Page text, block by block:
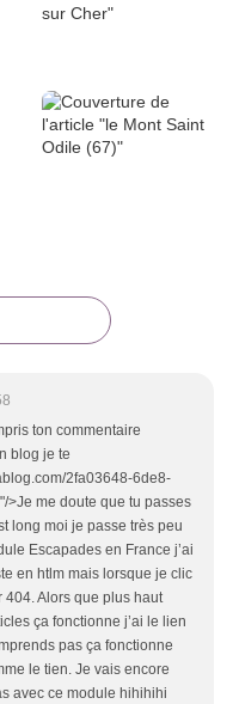
ton commentaire
blog je te
2fa03648-6de8-
>Je me doute que tu passes
long moi je passe très peu
Escapades en France j’ai
en htlm mais lorsque je clic
404. Alors que plus haut
ça fonctionne j’ai le lien
pas ça fonctionne
le tien. Je vais encore
avec ce module hihihihi